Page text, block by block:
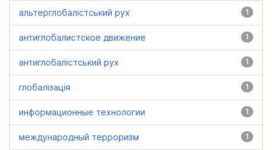
1
альтерглобалістський рух
1
антиглобалистское движение
1
антиглобалістський рух
1
глобалізація
1
информационные технологии
1
международный терроризм